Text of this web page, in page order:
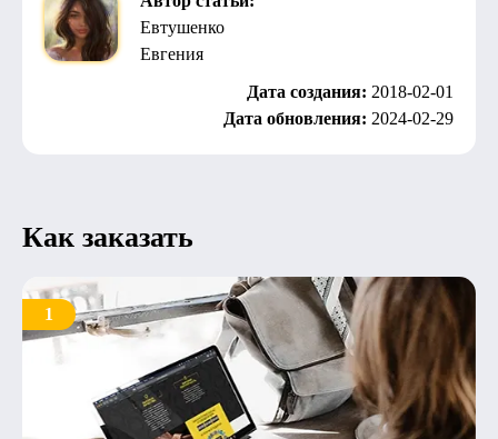
Евтушенко
Евгения
Дата создания: 2018-02-01
Дата обновления: 2024-02-29
Как заказать
1